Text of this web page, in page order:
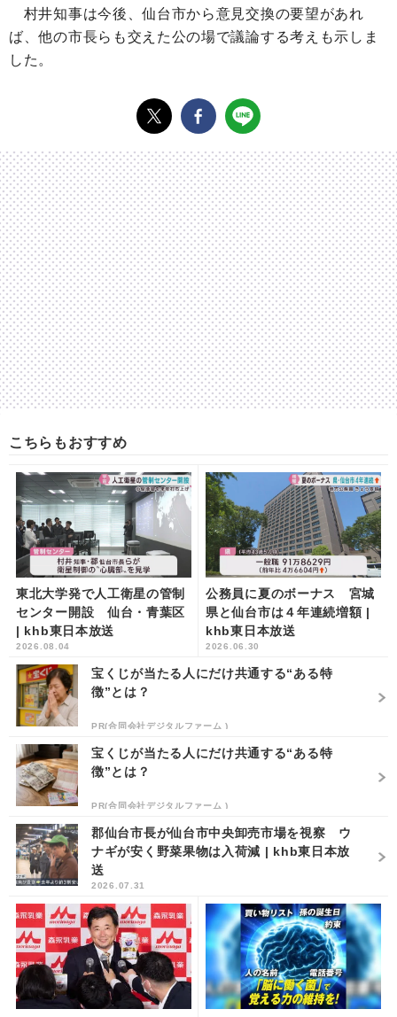
村井知事は今後、仙台市から意見交換の要望があれ
ば、他の市長らも交えた公の場で議論する考えも示しま
した。
こちらもおすすめ
東北大学発で人工衛星の管制
センター開設 仙台・青葉区
| khb東日本放送
2026.08.04
公務員に夏のボーナス 宮城
県と仙台市は４年連続増額 |
khb東日本放送
2026.06.30
宝くじが当たる人にだけ共通する“ある特
徴”とは？
PR(合同会社デジタルファーム )
宝くじが当たる人にだけ共通する“ある特
徴”とは？
PR(合同会社デジタルファーム )
郡仙台市長が仙台市中央卸売市場を視察 ウ
ナギが安く野菜果物は入荷減 | khb東日本放
送
2026.07.31